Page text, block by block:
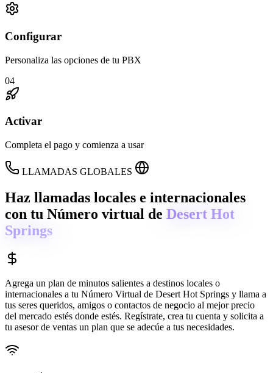
Configurar
Personaliza las opciones de tu PBX
04
Activar
Completa el pago y comienza a usar
LLAMADAS GLOBALES
Haz llamadas locales e internacionales
con tu Número virtual de Desert Hot
Springs
Agrega un plan de minutos salientes a destinos locales o
internacionales a tu Número Virtual de Desert Hot Springs y llama a
tus seres queridos, amigos o contactos de negocio al mejor precio
del mercado estés donde estés. Regístrate, crea tu cuenta y solicita a
tu asesor de ventas un plan que se adecúe a tus necesidades.